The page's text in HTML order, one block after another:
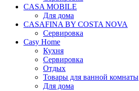
CASA MOBILE
Для дома
CASAFINA BY COSTA NOVA
Сервировка
Casy Home
Кухня
Сервировка
Отдых
Товары для ванной комнаты
Для дома